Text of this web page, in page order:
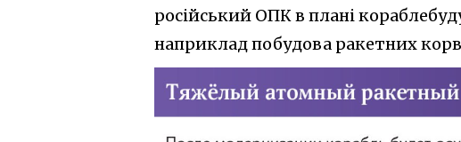
російський ОПК в плані
наприклад побудова ракетних